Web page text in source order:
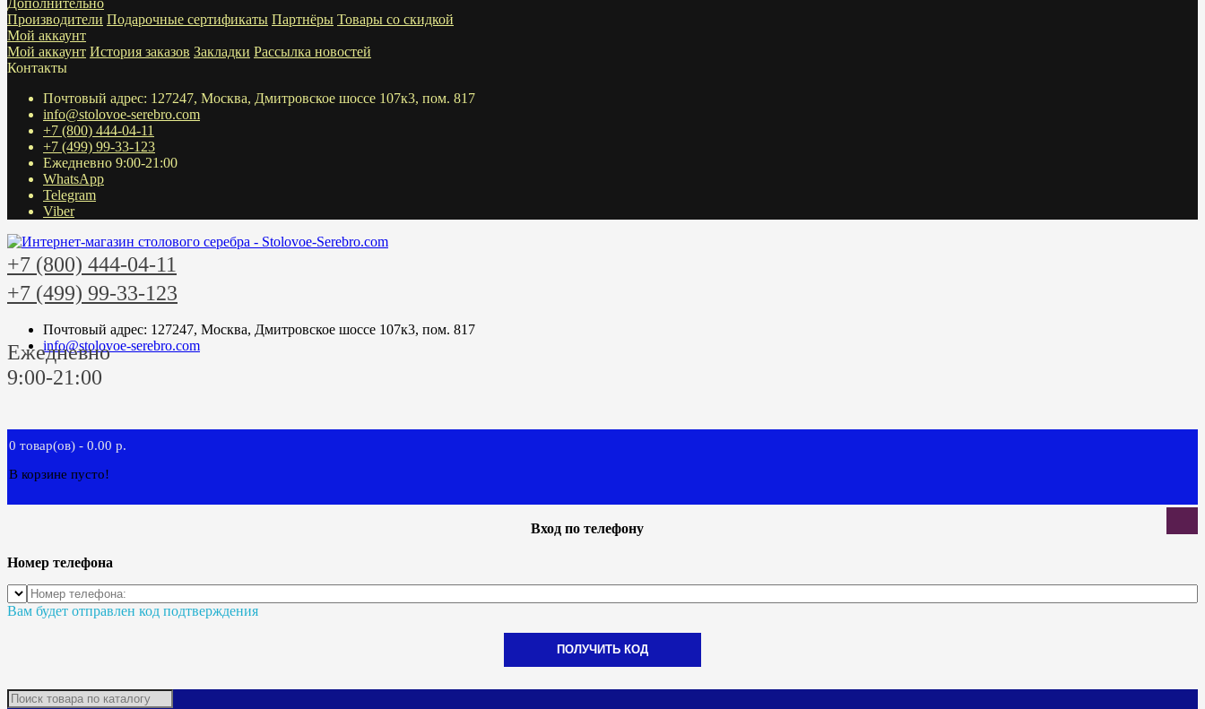
Дополнительно
Производители Подарочные сертификаты Партнёры Товары со скидкой
Мой аккаунт
Мой аккаунт История заказов Закладки Рассылка новостей
Контакты
Почтовый адрес: 127247, Москва, Дмитровское шоссе 107к3, пом. 817
info@stolovoe-serebro.com
+7 (800) 444-04-11
+7 (499) 99-33-123
Ежедневно 9:00-21:00
WhatsApp
Telegram
Viber
+7 (800) 444-04-11
+7 (499) 99-33-123
Почтовый адрес: 127247, Москва, Дмитровское шоссе 107к3, пом. 817
info@stolovoe-serebro.com
Ежедневно
9:00-21:00
0 товар(ов) - 0.00 р.
В корзине пусто!
Вход по телефону
Номер телефона
Вам будет отправлен код подтверждения
ПОЛУЧИТЬ КОД